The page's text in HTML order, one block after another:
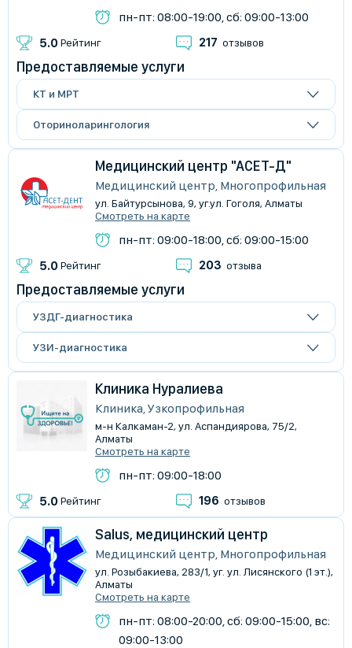
пн-пт: 08:00-19:00, сб: 09:00-13:00
5.0 Рейтинг 217 отзывов
Предоставляемые услуги
КТ и МРТ
Оториноларингология
Медицинский центр "АСЕТ-Д"
Медицинский центр, Многопрофильная
ул. Байтурсынова, 9, уг.ул. Гоголя, Алматы
Смотреть на карте
пн-пт: 09:00-18:00, сб: 09:00-15:00
5.0 Рейтинг 203 отзыва
Предоставляемые услуги
УЗДГ-диагностика
УЗИ-диагностика
Клиника Нуралиева
Клиника, Узкопрофильная
м-н Калкаман-2, ул. Аспандиярова, 75/2,
Алматы
Смотреть на карте
пн-пт: 09:00-18:00
5.0 Рейтинг 196 отзывов
Salus, медицинский центр
Медицинский центр, Многопрофильная
ул. Розыбакиева, 283/1, уг. ул. Лисянского (1 эт.),
Алматы
Смотреть на карте
пн-пт: 08:00-20:00, сб: 09:00-15:00, вс:
09:00-13:00